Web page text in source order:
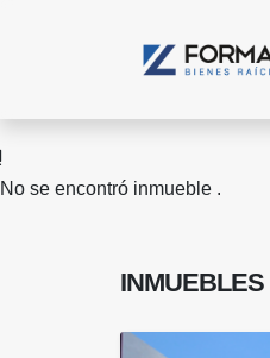
No se encontró inmueble .
INMUEBLES